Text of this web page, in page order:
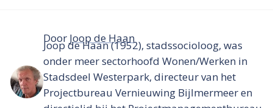
Door Joop de Haan
Joop de Haan (1952), stadssocioloog, was
onder meer sectorhoofd Wonen/Werken in
Stadsdeel Westerpark, directeur van het
Projectbureau Vernieuwing Bijlmermeer en